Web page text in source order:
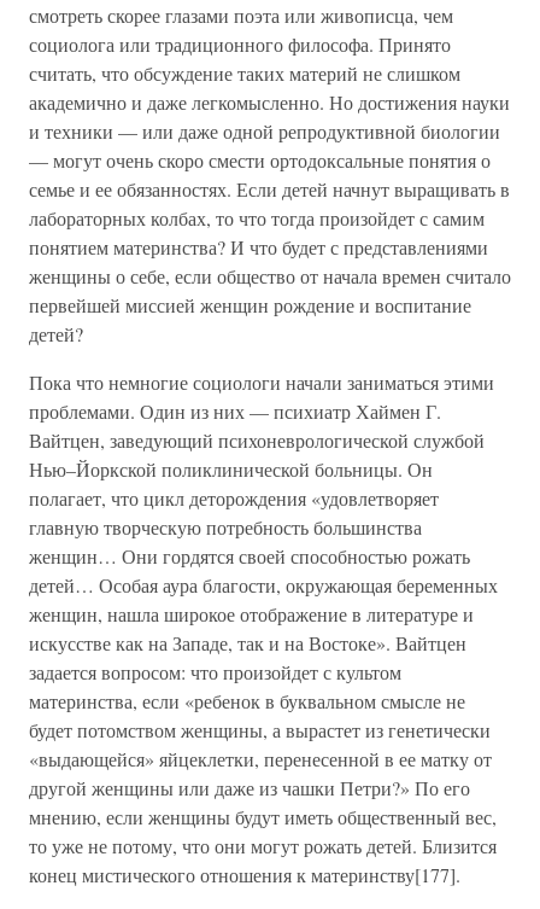
смотреть скорее глазами поэта или живописца, чем
социолога или традиционного философа. Принято
считать, что обсуждение таких материй не слишком
академично и даже легкомысленно. Но достижения науки
и техники — или даже одной репродуктивной биологии
— могут очень скоро смести ортодоксальные понятия о
семье и ее обязанностях. Если детей начнут выращивать в
лабораторных колбах, то что тогда произойдет с самим
понятием материнства? И что будет с представлениями
женщины о себе, если общество от начала времен считало
первейшей миссией женщин рождение и воспитание
детей?
Пока что немногие социологи начали заниматься этими
проблемами. Один из них — психиатр Хаймен Г.
Вайтцен, заведующий психоневрологической службой
Нью–Йоркской поликлинической больницы. Он
полагает, что цикл деторождения «удовлетворяет
главную творческую потребность большинства
женщин… Они гордятся своей способностью рожать
детей… Особая аура благости, окружающая беременных
женщин, нашла широкое отображение в литературе и
искусстве как на Западе, так и на Востоке». Вайтцен
задается вопросом: что произойдет с культом
материнства, если «ребенок в буквальном смысле не
будет потомством женщины, а вырастет из генетически
«выдающейся» яйцеклетки, перенесенной в ее матку от
другой женщины или даже из чашки Петри?» По его
мнению, если женщины будут иметь общественный вес,
то уже не потому, что они могут рожать детей. Близится
конец мистического отношения к материнству[177].